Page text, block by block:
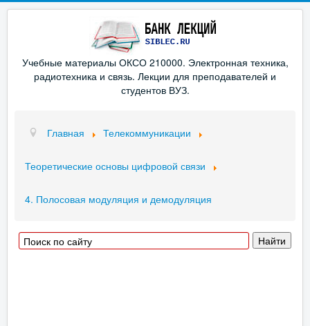
Учебные материалы ОКСО 210000. Электронная техника,
радиотехника и связь. Лекции для преподавателей и
студентов ВУЗ.
Главная Телекоммуникации
Теоретические основы цифровой связи
4. Полосовая модуляция и демодуляция